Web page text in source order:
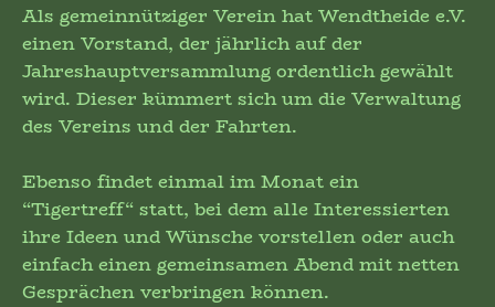
Als gemeinnütziger Verein hat Wendtheide e.V.
einen Vorstand, der jährlich auf der
Jahreshauptversammlung ordentlich gewählt
wird. Dieser kümmert sich um die Verwaltung
des Vereins und der Fahrten.
Ebenso findet einmal im Monat ein
“Tigertreff“ statt, bei dem alle Interessierten
ihre Ideen und Wünsche vorstellen oder auch
einfach einen gemeinsamen Abend mit netten
Gesprächen verbringen können.